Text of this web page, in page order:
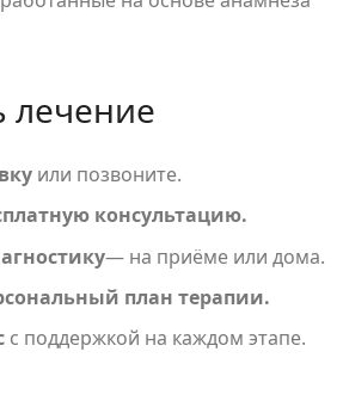
лечение
или позвоните.
консультацию.
— на приёме или дома.
план терапии.
с поддержкой на каждом этапе.